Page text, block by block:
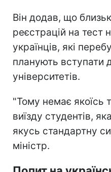
Він додав, що
реєстрацій на тест
українців, які
планують вступати
університетів.
"Тому немає якоїсь
виїзду студентів,
якусь стандартну
міністр.